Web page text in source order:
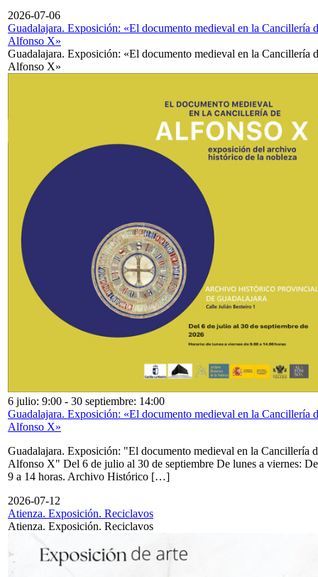
2026-07-06
Guadalajara. Exposición: «El documento medieval en la Cancillería
Alfonso X»
Guadalajara. Exposición: «El documento medieval en la Cancillería
Alfonso X»
6 julio: 9:00 - 30 septiembre: 14:00
Guadalajara. Exposición: «El documento medieval en la Cancillería
Alfonso X»
Guadalajara. Exposición: "El documento medieval en la Cancillería
Alfonso X" Del 6 de julio al 30 de septiembre De lunes a viernes: De
9 a 14 horas. Archivo Histórico […]
2026-07-12
Atienza. Exposición. Reciclavos
Atienza. Exposición. Reciclavos